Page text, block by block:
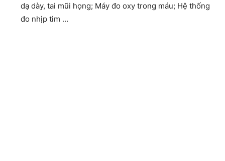
dạ dày, tai mũi họng; Máy đo oxy trong máu; Hệ thống
đo nhịp tim …